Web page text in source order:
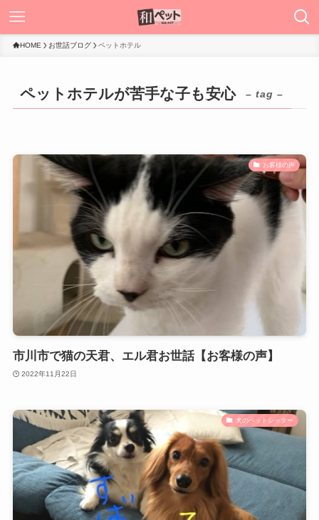
HOME お世話ブログ ペットホテル
ペットホテルが苦手な子も安心 – tag –
お客様の声
市川市で猫の天君、エル君お世話【お客様の声】
2022年11月22日
犬のペットシッター